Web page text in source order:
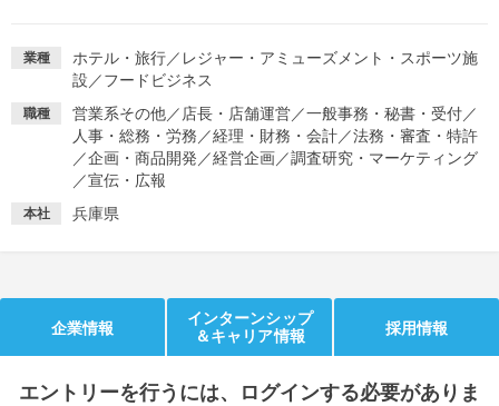
イベントを探す スカウト お知らせ
就活ノウハウ・サポート
就活チャンネル
業種 ホテル・旅行／ レジャー・アミューズメント・スポーツ施
設 ／フードビジネス
職種 営業系その他／ 店長・店舗運営／一般事務・秘書・受付／
人事・総務・労務 ／経理・財務・会計／法務・審査・特許
／企画・商品開発 ／経営企画／調査研究・マーケティング
／宣伝・広報
本社 兵庫県
企業情報
インターンシップ
＆キャリア情報
採用情報
エントリーを行うには、ログインする必要がありま